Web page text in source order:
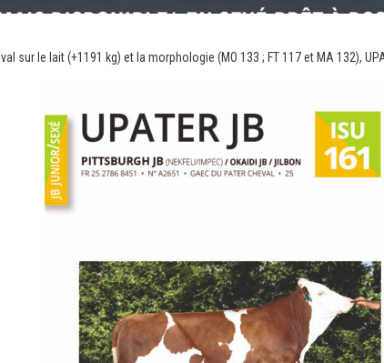
sur le lait (+1191 kg) et la morphologie (MO 133 ; FT 117 et MA 132),